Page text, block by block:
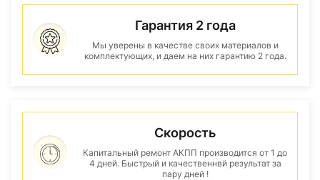
Гарантия 2 года
Мы уверены в качестве своих материалов и
комплектующих, и даем на них гарантию 2 года.
Скорость
Капитальный ремонт АКПП производится от 1 до
4 дней. Быстрый и качественнвй результат за
пару дней !